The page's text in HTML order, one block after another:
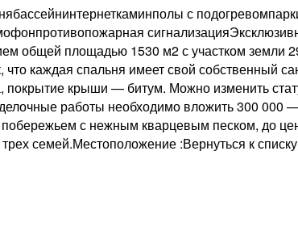
с
общей площадью 1530 м2 с участком земли
каждая спальня имеет свой собственный
покрытие крыши — битум. Можно изменить
работы необходимо вложить 300
с нежным кварцевым песком, до
семей.Местоположение :Вернуться к списку